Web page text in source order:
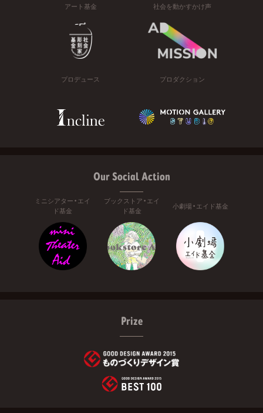
アート基金 社会を動かすかけ声
プロデュース プロダクション
Our Social Action
ミニシアター・エイ
ド基金
ブックストア・エイ
ド基金
小劇場・エイド基金
Prize